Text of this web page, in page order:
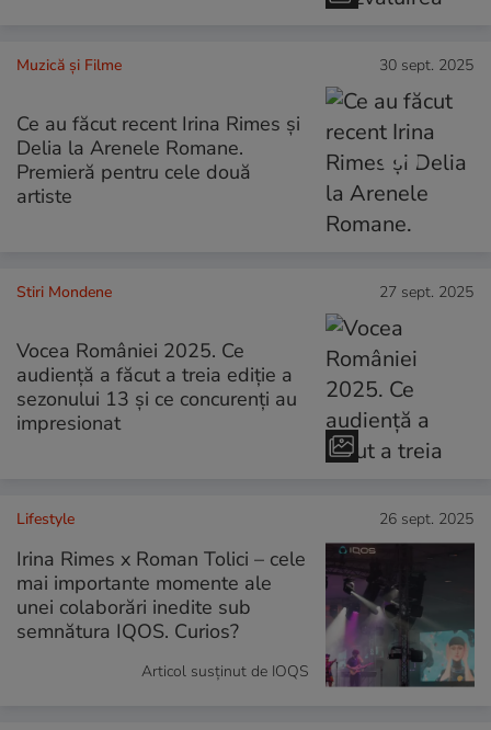
Muzică și Filme 30 sept. 2025
Ce au făcut recent Irina Rimes și
Delia la Arenele Romane.
Premieră pentru cele două
artiste
Stiri Mondene 27 sept. 2025
Vocea României 2025. Ce
audiență a făcut a treia ediție a
sezonului 13 și ce concurenți au
impresionat
Lifestyle 26 sept. 2025
Irina Rimes x Roman Tolici – cele
mai importante momente ale
unei colaborări inedite sub
semnătura IQOS. Curios?
Articol susținut de IOQS